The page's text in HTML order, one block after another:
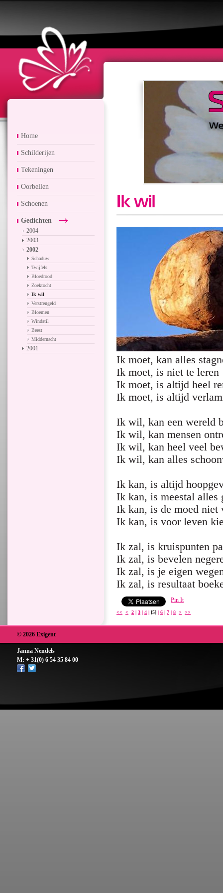
Home
Schilderijen
Tekeningen
Oorbellen
Schoenen
Gedichten
2004
2003
2002
Schaduw
Twijfels
Bloedrood
Zoektocht
Ik wil
Verstrengeld
Bloemen
Windstil
Beest
Middernacht
2001
Ik wil
Ik moet, kan alles
Ik moet, is niet te leren
Ik moet, is altijd heel
Ik moet, is altijd
Ik wil, kan een wereld
Ik wil, kan mensen
Ik wil, kan heel veel
Ik wil, kan alles
Ik kan, is altijd
Ik kan, is meestal alles
Ik kan, is de moed niet
Ik kan, is voor leven
Ik zal, is kruispunten
Ik zal, is bevelen
Ik zal, is je eigen
Ik zal, is resultaat
Pin It
<< < 2 | 3 | 4 | [5] | 6 | 7 | 8 > >>
© 2026 Exigent
Janna Nendels
M: + 31(0) 6 54 35 84 00